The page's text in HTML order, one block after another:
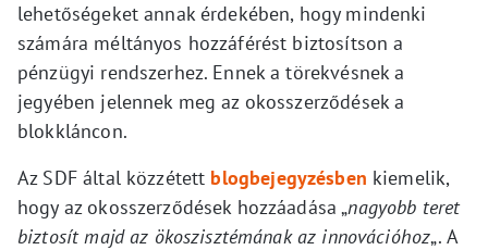
lehetőségeket annak érdekében, hogy mindenki
számára méltányos hozzáférést biztosítson a
pénzügyi rendszerhez. Ennek a törekvésnek a
jegyében jelennek meg az okosszerződések a
blokkláncon.
Az SDF által közzétett blogbejegyzésben kiemelik,
hogy az okosszerződések hozzáadása „nagyobb teret
biztosít majd az ökoszisztémának az innovációhoz„. A